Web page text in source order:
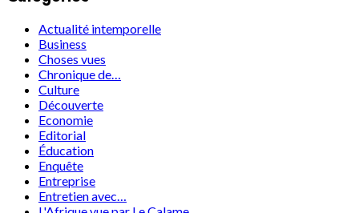
Actualité intemporelle
Business
Choses vues
Chronique de…
Culture
Découverte
Economie
Editorial
Éducation
Enquête
Entreprise
Entretien avec…